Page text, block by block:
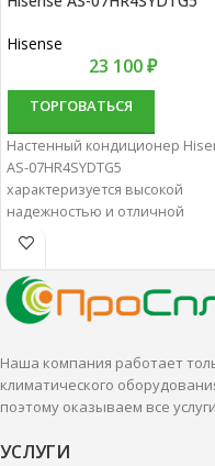
Hisense
23 100₽
ТОРГОВАТЬСЯ
Настенный кондиционер
AS-07HR4SYDTG5
характеризуется высокой
надежностью и отличной
производительностью.
Настенные сплит-системы
всего подходят для
кондиционирования
и средних помещений.
Наша компания работает
климатического
поэтому оказываем все
УСЛУГИ